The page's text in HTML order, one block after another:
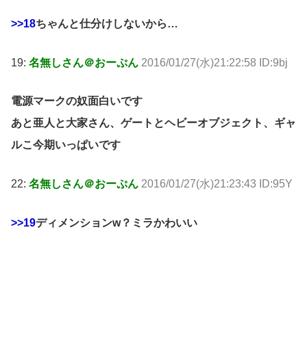
>>18ちゃんと仕分けしないから…
19: 名無しさん＠おーぷん 2016/01/27(水)21:22:58 ID:9bj
電源マークの奴面白いです
あと亜人と大家さん、ゲートとヘビーオブジェクト、ギャ
ルこ今期いっぱいです
22: 名無しさん＠おーぷん 2016/01/27(水)21:23:43 ID:95Y
>>19ディメンションw？ミラかわいい